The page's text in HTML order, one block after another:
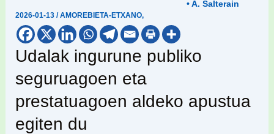
2026-01-13/AMOREBIETA-ETXANO,
• A. Salterain
Udalak ingurune publiko
seguruagoen eta
prestatuagoen aldeko apustua
egiten du